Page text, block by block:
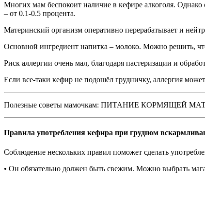
Многих мам беспокоит наличие в кефире алкоголя.
– от 0.1-0.5 процента.
Материнский организм оперативно перерабатывает и
Основной ингредиент напитка – молоко. Можно решить,
Риск аллергии очень мал, благодаря пастеризации и
Если все-таки кефир не подошёл грудничку, аллергия
Полезные советы мамочкам: ПИТАНИЕ КОРМЯЩЕЙ
Правила употребления кефира при грудном
Соблюдение нескольких правил поможет сделать
• Он обязательно должен быть свежим. Можно выбрать